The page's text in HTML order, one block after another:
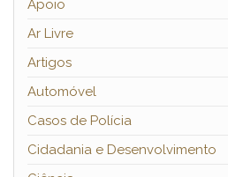
Apoio
Ar Livre
Artigos
Automóvel
Casos de Polícia
Cidadania e Desenvolvimento